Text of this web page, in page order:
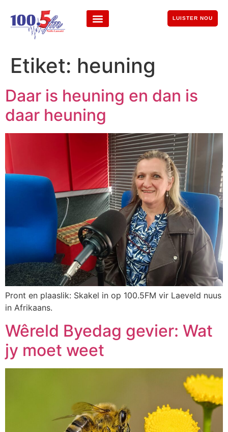
LUISTER NOU
Etiket: heuning
Daar is heuning en dan is
daar heuning
Pront en plaaslik: Skakel in op 100.5FM vir Laeveld nuus
in Afrikaans.
Wêreld Byedag gevier: Wat
jy moet weet